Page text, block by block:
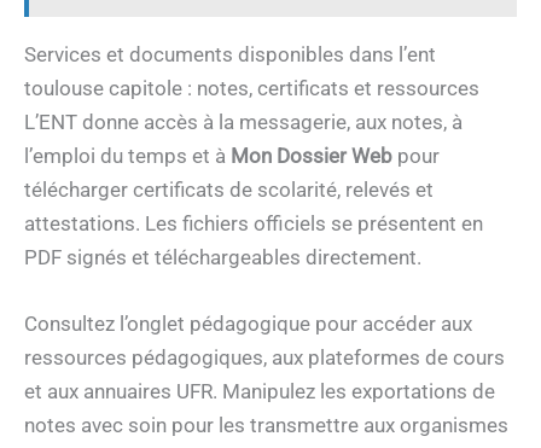
Services et documents disponibles dans l’ent
toulouse capitole : notes, certificats et ressources
L’ENT donne accès à la messagerie, aux notes, à
l’emploi du temps et à Mon Dossier Web pour
télécharger certificats de scolarité, relevés et
attestations. Les fichiers officiels se présentent en
PDF signés et téléchargeables directement.
Consultez l’onglet pédagogique pour accéder aux
ressources pédagogiques, aux plateformes de cours
et aux annuaires UFR. Manipulez les exportations de
notes avec soin pour les transmettre aux organismes